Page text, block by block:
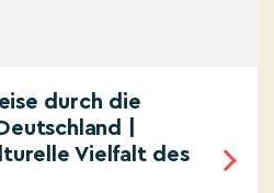
durch die
|
Vielfalt des